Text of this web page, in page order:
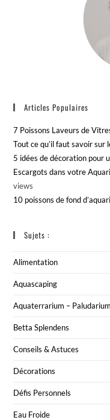
Articles Populaires
7 Poissons Laveurs de
Tout ce qu’il faut savoir sur
5 idées de décoration pour
Escargots dans votre
views
10 poissons de fond
Sujets :
Alimentation
Aquascaping
Aquaterrarium – Paludarium
Betta Splendens
Conseils & Astuces
Décorations
Défis Personnels
Eau Froide